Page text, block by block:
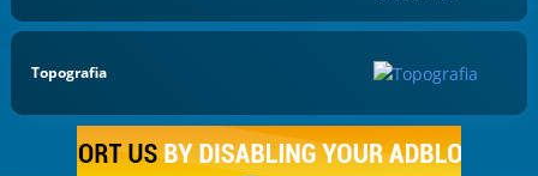
Topografia